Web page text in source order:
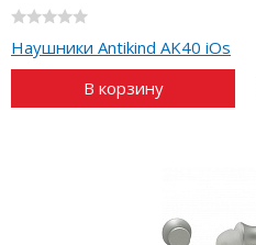
Наушники Antikind AK40 iOs
В корзину